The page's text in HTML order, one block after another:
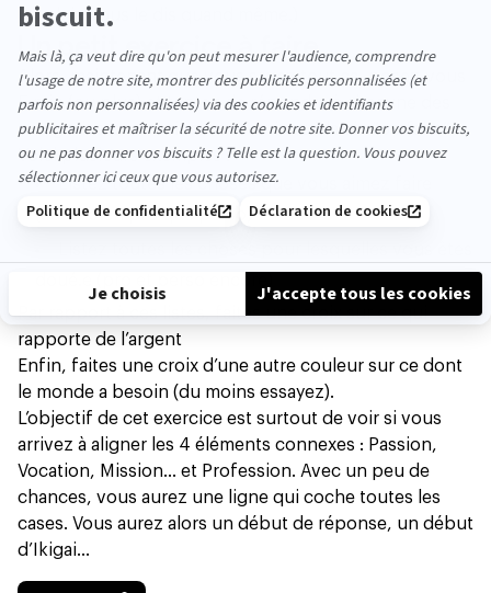
Bruel, je vous le dis quand même.)
Un petit exercice à faire
Alors, maintenant que vous savez tout ça, posez-vous
5 min (ou plus) et tentez de répondre à chacune des
catégories pour voir si vous arrivez à la vie “parfaite”.
Voici plusieurs exemples :
Listez toutes les choses que vous aimez faire
(aussi bien pro que perso)
Par rapport à ces listes, faites une croix sur ce qui
rapporte de l’argent
Enfin, faites une croix d’une autre couleur sur ce dont
le monde a besoin (du moins essayez).
L’objectif de cet exercice est surtout de voir si vous
arrivez à aligner les 4 éléments connexes : Passion,
Vocation, Mission… et Profession. Avec un peu de
chances, vous aurez une ligne qui coche toutes les
cases. Vous aurez alors un début de réponse, un début
d’Ikigai…